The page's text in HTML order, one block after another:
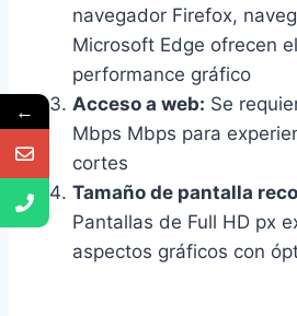
navegador Firefox,
Microsoft Edge ofrecen
performance gráfico
Acceso a web: Se
Mbps Mbps para
cortes
Tamaño de pantalla
Pantallas de Full HD px
aspectos gráficos con
←